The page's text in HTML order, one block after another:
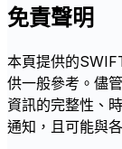
免責聲明
本頁提供的
供一般參考。儘
資訊的完整性、
通知，且可能與